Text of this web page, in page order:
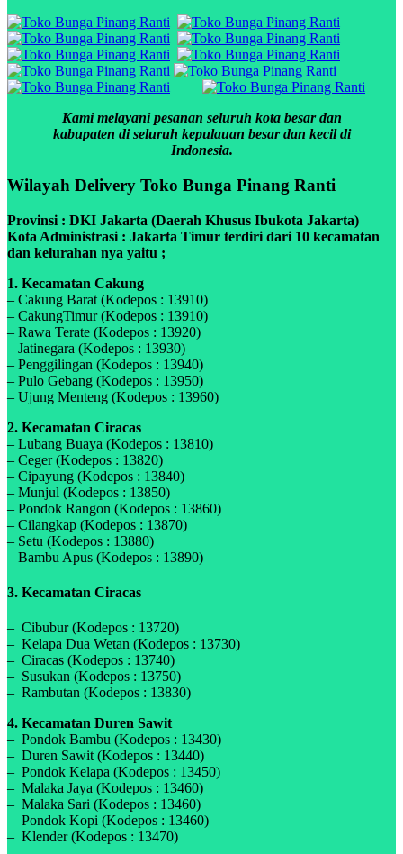
Kami melayani pesanan seluruh kota besar dan
kabupaten di seluruh kepulauan besar dan kecil di
Indonesia.
Wilayah Delivery Toko Bunga Pinang Ranti
Provinsi : DKI Jakarta (Daerah Khusus Ibukota Jakarta)
Kota Administrasi : Jakarta Timur terdiri dari 10 kecamatan
dan kelurahan nya yaitu ;
1. Kecamatan Cakung
– Cakung Barat (Kodepos : 13910)
– CakungTimur (Kodepos : 13910)
– Rawa Terate (Kodepos : 13920)
– Jatinegara (Kodepos : 13930)
– Penggilingan (Kodepos : 13940)
– Pulo Gebang (Kodepos : 13950)
– Ujung Menteng (Kodepos : 13960)
2. Kecamatan Ciracas
– Lubang Buaya (Kodepos : 13810)
– Ceger (Kodepos : 13820)
– Cipayung (Kodepos : 13840)
– Munjul (Kodepos : 13850)
– Pondok Rangon (Kodepos : 13860)
– Cilangkap (Kodepos : 13870)
– Setu (Kodepos : 13880)
– Bambu Apus (Kodepos : 13890)
3. Kecamatan Ciracas
– Cibubur (Kodepos : 13720)
– Kelapa Dua Wetan (Kodepos : 13730)
– Ciracas (Kodepos : 13740)
– Susukan (Kodepos : 13750)
– Rambutan (Kodepos : 13830)
4. Kecamatan Duren Sawit
– Pondok Bambu (Kodepos : 13430)
– Duren Sawit (Kodepos : 13440)
– Pondok Kelapa (Kodepos : 13450)
– Malaka Jaya (Kodepos : 13460)
– Malaka Sari (Kodepos : 13460)
– Pondok Kopi (Kodepos : 13460)
– Klender (Kodepos : 13470)